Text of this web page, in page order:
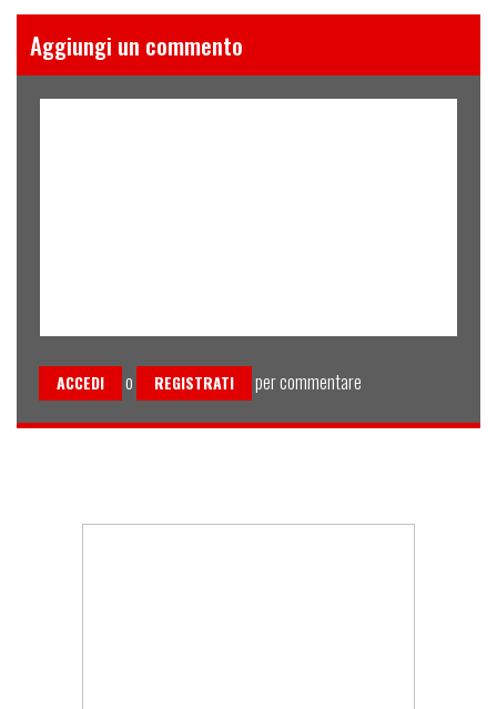
Aggiungi un commento
ACCEDI o REGISTRATI per commentare